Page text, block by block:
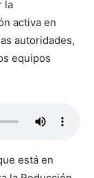
la
activa en
autoridades,
equipos
está en